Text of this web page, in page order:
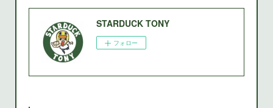
STARDUCK TONY
フォロー